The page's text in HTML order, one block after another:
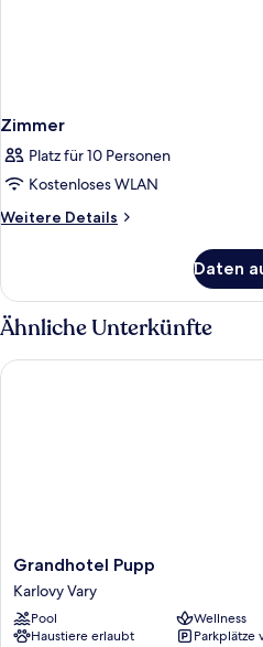
Zimmer
Platz für 10 Personen
Kostenloses WLAN
Weitere Details
Weitere
Daten
Ähnliche Unterkünfte
Grandhotel
Pupp
Karlovy
Vary
Grandhotel Pupp
Karlovy Vary
Pool
Wellness
Haustiere erlaubt
Parkplätze
Grandhotel Pupp